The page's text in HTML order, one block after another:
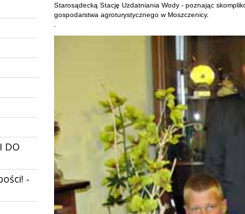
DO
-
Starosądecką Stację Uzdatniania Wody - poznając
gospodarstwa agroturystycznego w Moszczenicy.